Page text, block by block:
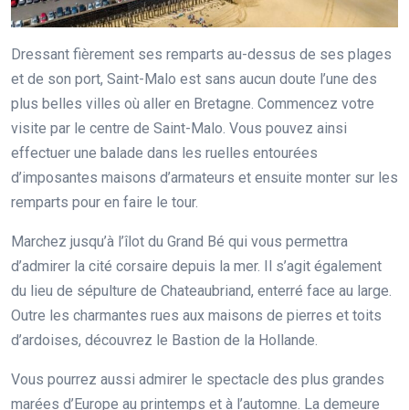
Dressant fièrement ses remparts au-dessus de ses plages
et de son port, Saint-Malo est sans aucun doute l’une des
plus belles villes où aller en Bretagne. Commencez votre
visite par le centre de Saint-Malo. Vous pouvez ainsi
effectuer une balade dans les ruelles entourées
d’imposantes maisons d’armateurs et ensuite monter sur les
remparts pour en faire le tour.
Marchez jusqu’à l’îlot du Grand Bé qui vous permettra
d’admirer la cité corsaire depuis la mer. Il s’agit également
du lieu de sépulture de Chateaubriand, enterré face au large.
Outre les charmantes rues aux maisons de pierres et toits
d’ardoises, découvrez le Bastion de la Hollande.
Vous pourrez aussi admirer le spectacle des plus grandes
marées d’Europe au printemps et à l’automne. La demeure